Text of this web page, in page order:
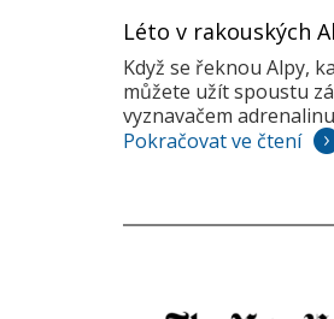
Léto v rakouských
Když se řeknou Alpy,
můžete užít spoustu
vyznavačem
Pokračovat ve čtení